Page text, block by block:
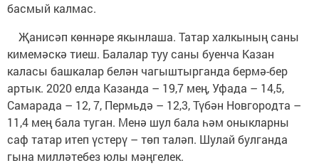
басмый калмас.
Җанисәп көннәре якынлаша. Татар халкының саны
кимемәскә тиеш. Балалар туу саны буенча Казан
каласы башкалар белән чагыштырганда бермә-бер
артык. 2020 елда Казанда – 19,7 мең, Уфада – 14,5,
Самарада – 12, 7, Пермьдә – 12,3, Түбән Новгородта –
11,4 мең бала туган. Менә шул бала һәм оныкларны
саф татар итеп үстерү – төп таләп. Шулай булганда
гына милләтебез юлы мәңгелек.